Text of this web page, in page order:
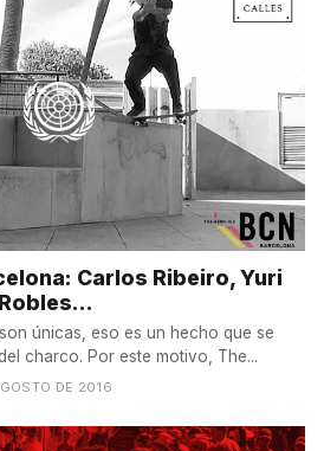
Carlos Ribeiro, Yuri
únicas, eso es un hecho que se
charco. Por este motivo, The...
DE 2016